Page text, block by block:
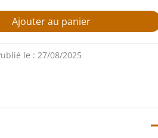
Ajouter au panier
le : 27/08/2025